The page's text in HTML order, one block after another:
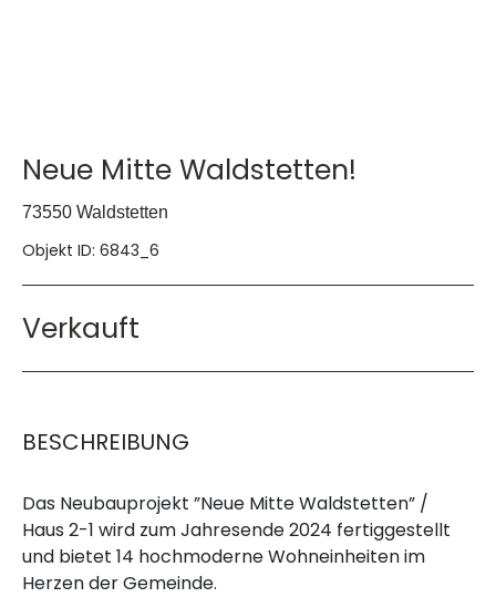
Neue Mitte Waldstetten!
73550 Waldstetten
Objekt ID: 6843_6
Verkauft
BESCHREIBUNG
Das Neubauprojekt ”Neue Mitte Waldstetten” /
Haus 2-1 wird zum Jahresende 2024 fertiggestellt
und bietet 14 hochmoderne Wohneinheiten im
Herzen der Gemeinde.